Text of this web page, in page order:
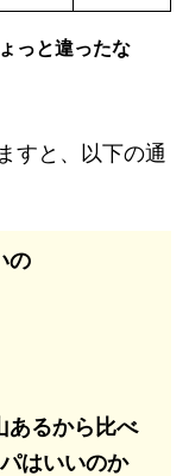
っと違ったな
すと、以下の通
の
あるから比べ
はいいのか